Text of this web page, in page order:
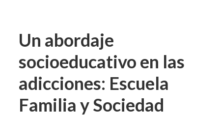
Un abordaje
socioeducativo en las
adicciones: Escuela
Familia y Sociedad